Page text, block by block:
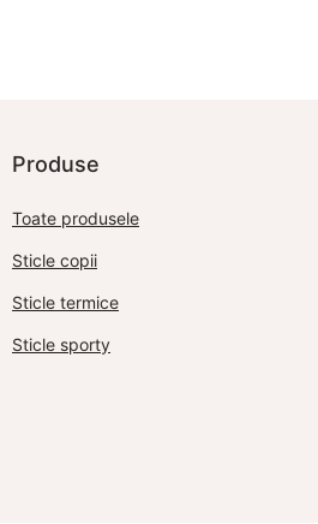
Produse
Toate produsele
Sticle copii
Sticle termice
Sticle sporty